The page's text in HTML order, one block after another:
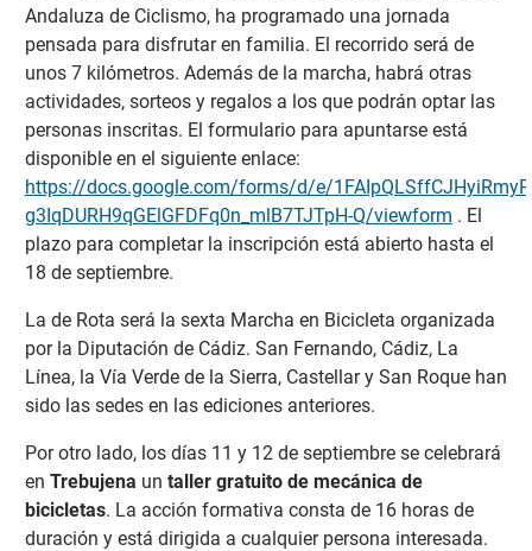
Andaluza de Ciclismo, ha programado una jornada
pensada para disfrutar en familia. El recorrido será de
unos 7 kilómetros. Además de la marcha, habrá otras
actividades, sorteos y regalos a los que podrán optar las
personas inscritas. El formulario para apuntarse está
disponible en el siguiente enlace:
https://docs.google.com/forms/d/e/
g3IqDURH9qGElGFDFq0n_mlB7TJTpH-Q/viewform . El
plazo para completar la inscripción está abierto hasta el
18 de septiembre.
La de Rota será la sexta Marcha en Bicicleta organizada
por la Diputación de Cádiz. San Fernando, Cádiz, La
Línea, la Vía Verde de la Sierra, Castellar y San Roque han
sido las sedes en las ediciones anteriores.
Por otro lado, los días 11 y 12 de septiembre se celebrará
en Trebujena un taller gratuito de mecánica de
bicicletas. La acción formativa consta de 16 horas de
duración y está dirigida a cualquier persona interesada.